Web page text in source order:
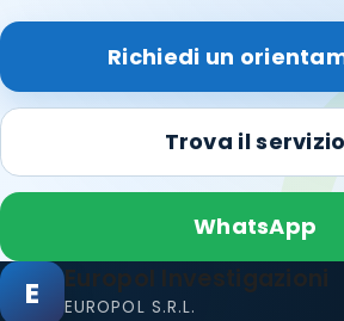
Richiedi un
Trova il servizio
WhatsApp
E Europol Investigazioni
EUROPOL S.R.L.